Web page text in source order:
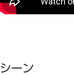
シーン